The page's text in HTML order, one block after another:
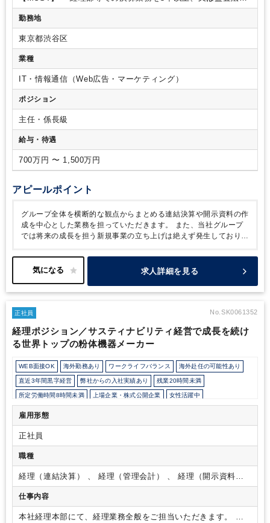
部門サポート・全社プロジェクト対応・部内の業務効率化推
進（BPR）
での勤務経験5年以上・5人以上のマネジメント経験・簿記1
級、公認会計士等の資格
pivot, if等）
勤務地
東京都渋谷区
業種
IT・情報通信（Web広告・マーケティング）
ポジション
主任・係長級
給与・待遇
700万円 〜 1,500万円
アピールポイント
グループ全体を横断的な観点からまとめる連結決算や開示資料の作
成を中心とした業務を担っていただきます。
また、当社グループ
では将来の成長を担う新規事業の立ち上げは絶えず発生しており、
を、法務部門やシステム部門などと連携し、事業部のスピード感を
共有しながらサポートして頂きます。 キャリアパスとしては、経
への転身も含め多岐に渡ります。また、新規サービスプロジェク
います。
社内には公認会計士、税理士、USCPA等の有資格者もお
のビジネススキルだけでなく専門性も深めることもできる環境で
す。
求人詳細を見る
正社員 No.SK0061352
経理ポジション／サスティナビリティ経営で成長を続け
る世界トップの粉体機器メーカー
WEB面接OK 海外勤務あり ワークライフバランス 海外赴任の可能性あり
直近3年間黒字経営 弊社からの入社実績あり 残業20時間未満
所定労働時間8時間未満 上場企業・株式公開企業 女性活躍中
雇用形態
正社員
職種
経理（連結決算） 、 経理（管理会計） 、 経理（開示資料作
成）
仕事内容
本社経理本部にて、経理業務全般をご担当いただきます。
・